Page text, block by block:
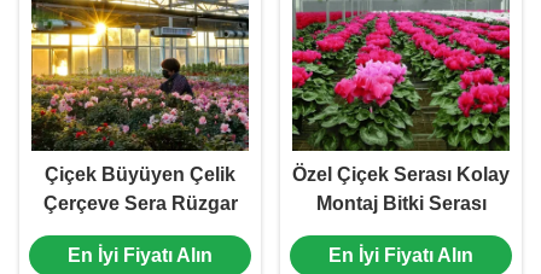
Çiçek Büyüyen Çelik
Çerçeve Sera Rüzgar
Direnci Büyük Cam
Sera
En İyi Fiyatı Alın
Özel Çiçek Serası Kolay
Montaj Bitki Serası
En İyi Fiyatı Alın